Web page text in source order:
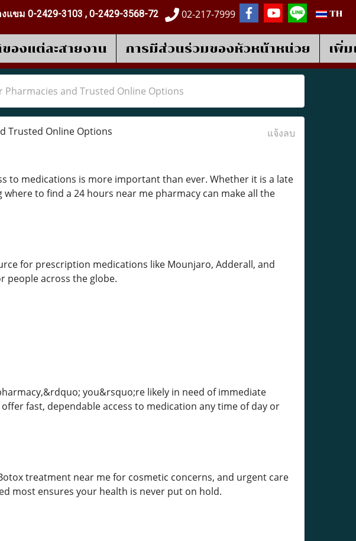
แขม 0-2429-3103 , 0-2429-3568-72 02-217-7999 TH
องแต่ละสายงาน การมีส่วนร่วมของหัวหน้าหน่วย เพิ่
Pharmacies and Trusted Online Options
Trusted Online Options
แจ้งลบ
to medications is more important than ever. Whether it is a late
to find a 24 hours near me pharmacy can make all the
for prescription medications like Mounjaro, Adderall, and
people across the globe.
you&rsquo;re likely in need of immediate
fast, dependable access to medication any time of day or
treatment near me for cosmetic concerns, and urgent care
most ensures your health is never put on hold.